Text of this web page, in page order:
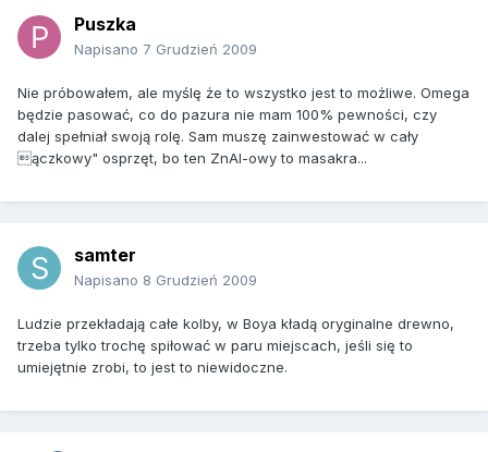
Puszka
Napisano 7 Grudzień 2009
Nie próbowałem, ale myślę że to wszystko jest to możliwe. Omega
będzie pasować, co do pazura nie mam 100% pewności, czy
dalej spełniał swoją rolę. Sam muszę zainwestować w cały
ączkowy" osprzęt, bo ten ZnAl-owy to masakra...
samter
Napisano 8 Grudzień 2009
Ludzie przekładają całe kolby, w Boya kładą oryginalne drewno,
trzeba tylko trochę spiłować w paru miejscach, jeśli się to
umiejętnie zrobi, to jest to niewidoczne.